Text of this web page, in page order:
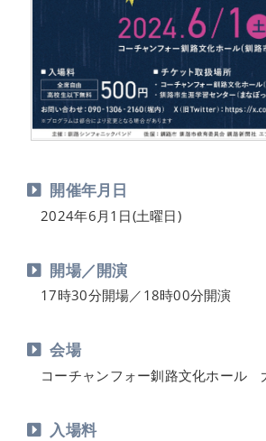
開催年月日
2024年6月1日(土曜日)
開場／開演
17時30分開場／18時00分開演
会場
コーチャンフォー釧路文化ホール
入場料